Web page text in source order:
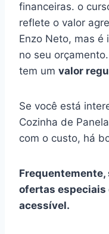
financeiras. o
reflete o valor
Enzo Neto, mas é
no seu
tem um valor
Se você está
Cozinha de
com o custo, há
ofertas especiais
acessível.